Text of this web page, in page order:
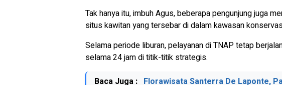
Tak hanya itu, imbuh Agus, beberapa pengunjung juga
situs kawitan yang tersebar di dalam kawasan
Selama periode liburan, pelayanan di TNAP tetap
selama 24 jam di titik-titik strategis.
Baca Juga : Florawisata Santerra De Laponte,